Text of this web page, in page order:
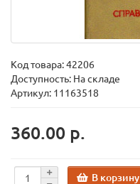
Код товара:42206
Доступность: На складе
Артикул: 11163518
360.00 р.
В корзину